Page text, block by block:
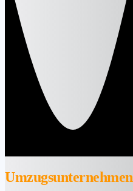
Umzugsunternehmen